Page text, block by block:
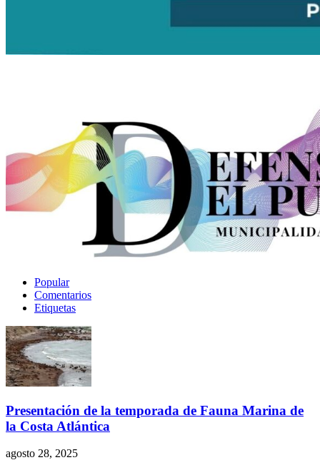
Popular
Comentarios
Etiquetas
Presentación de la temporada de Fauna Marina de
la Costa Atlántica
agosto 28, 2025